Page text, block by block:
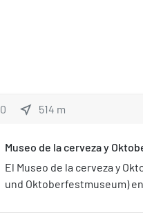
0 near_me 514 m
Museo de la cerveza y
El Museo de la cerveza y
und Oktoberfestmuseum)